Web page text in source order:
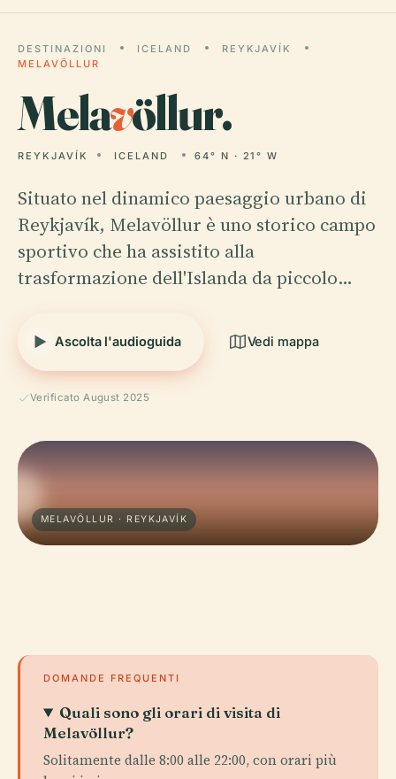
DESTINAZIONI ICELAND
REYKJAVÍK
MELAVÖLLUR
Melavöllur.
REYKJAVÍK ICELAND 64° N · 21° W
Situato nel dinamico paesaggio urbano di
Reykjavík, Melavöllur è uno storico campo
sportivo che ha assistito alla
trasformazione dell'Islanda da piccolo…
Ascolta l'audioguida Vedi mappa
Verificato August 2025
MELAVÖLLUR · REYKJAVÍK
DOMANDE FREQUENTI
Quali sono gli orari di visita di
Melavöllur?
Solitamente dalle 8:00 alle 22:00, con orari più